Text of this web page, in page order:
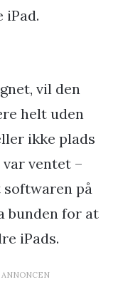
vil den
helt uden
ikke plads
ventet –
på
bunden for at
iPads.